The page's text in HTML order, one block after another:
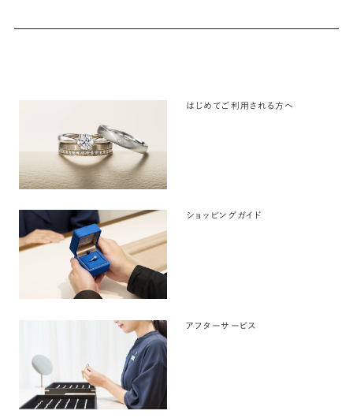
はじめてご利用される方へ
ショッピングガイド
アフターサービス